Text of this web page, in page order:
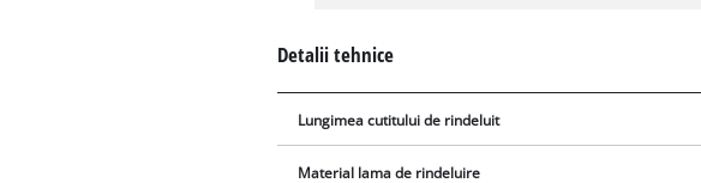
Detalii tehnice
Lungimea cutitului de rindeluit
Material lama de rindeluire